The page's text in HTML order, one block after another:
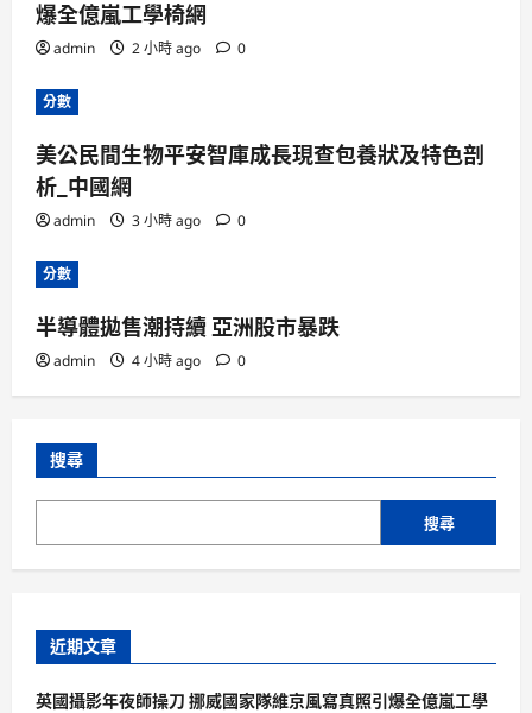
爆全億嵐工學椅網
admin 2 小時 ago 0
分數
美公民間生物平安智庫成長現查包養狀及特色剖
析_中國網
admin 3 小時 ago 0
分數
半導體拋售潮持續 亞洲股市暴跌
admin 4 小時 ago 0
搜尋
搜尋
近期文章
英國攝影年夜師操刀 挪威國家隊維京風寫真照引爆全億嵐工學